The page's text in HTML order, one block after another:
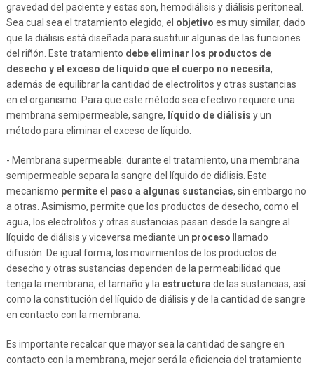
gravedad del paciente y estas son, hemodiálisis y diálisis peritoneal.
Sea cual sea el tratamiento elegido, el objetivo es muy similar, dado
que la diálisis está diseñada para sustituir algunas de las funciones
del riñón. Este tratamiento debe eliminar los productos de
desecho y el exceso de líquido que el cuerpo no necesita,
además de equilibrar la cantidad de electrolitos y otras sustancias
en el organismo. Para que este método sea efectivo requiere una
membrana semipermeable, sangre, líquido de diálisis y un
método para eliminar el exceso de líquido.
- Membrana supermeable: durante el tratamiento, una membrana
semipermeable separa la sangre del líquido de diálisis. Este
mecanismo permite el paso a algunas sustancias, sin embargo no
a otras. Asimismo, permite que los productos de desecho, como el
agua, los electrolitos y otras sustancias pasan desde la sangre al
líquido de diálisis y viceversa mediante un proceso llamado
difusión. De igual forma, los movimientos de los productos de
desecho y otras sustancias dependen de la permeabilidad que
tenga la membrana, el tamaño y la estructura de las sustancias, así
como la constitución del líquido de diálisis y de la cantidad de sangre
en contacto con la membrana.
Es importante recalcar que mayor sea la cantidad de sangre en
contacto con la membrana, mejor será la eficiencia del tratamiento